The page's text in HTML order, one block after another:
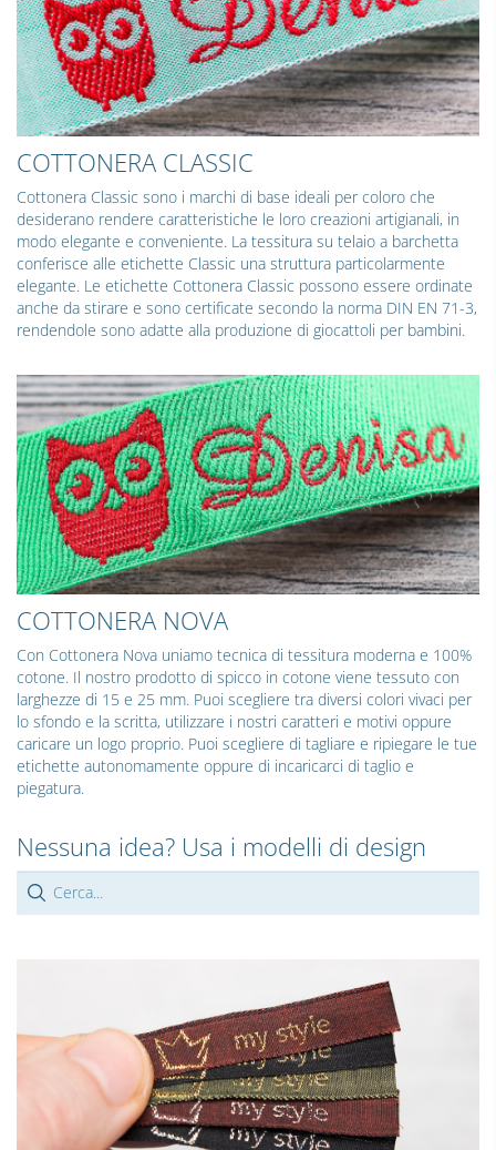
COTTONERA CLASSIC
Cottonera Classic sono i marchi di base ideali per coloro che
desiderano rendere caratteristiche le loro creazioni artigianali, in
modo elegante e conveniente. La tessitura su telaio a barchetta
conferisce alle etichette Classic una struttura particolarmente
elegante. Le etichette Cottonera Classic possono essere ordinate
anche da stirare e sono certificate secondo la norma DIN EN 71-3,
rendendole sono adatte alla produzione di giocattoli per bambini.
COTTONERA NOVA
Con Cottonera Nova uniamo tecnica di tessitura moderna e 100%
cotone. Il nostro prodotto di spicco in cotone viene tessuto con
larghezze di 15 e 25 mm. Puoi scegliere tra diversi colori vivaci per
lo sfondo e la scritta, utilizzare i nostri caratteri e motivi oppure
caricare un logo proprio. Puoi scegliere di tagliare e ripiegare le tue
etichette autonomamente oppure di incaricarci di taglio e
piegatura.
Nessuna idea? Usa i modelli di design